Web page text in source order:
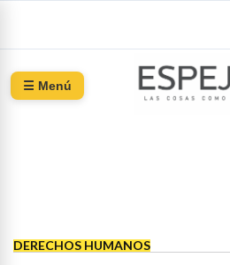
☰ Menú
DERECHOS HUMANOS